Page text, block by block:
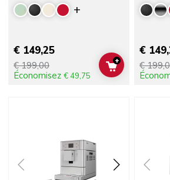
Display more
€ 149,25
€ 199,00
Économisez € 49,75
ADD TO
+
€
€